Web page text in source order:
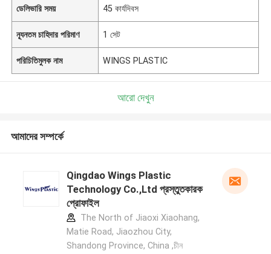
ডেলিভারি সময় 45 কার্যদিবস
ন্যূনতম চাহিদার পরিমাণ 1 সেট
পরিচিতিমুলক নাম WINGS PLASTIC
আরো দেখুন
আমাদের সম্পর্কে
Qingdao Wings Plastic
Technology Co.,Ltd প্রস্তুতকারক
প্রোফাইল
The North of Jiaoxi Xiaohang,
Matie Road, Jiaozhou City,
Shandong Province, China ,চীন